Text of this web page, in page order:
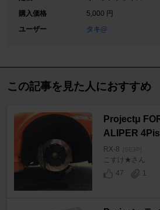
購入価格
5,000 円
ユーザー
タキ@
この記事を見た人におすすめ
Projectμ
ALIPER
RX-8 [SE3P]
こすけ★さん
47
1